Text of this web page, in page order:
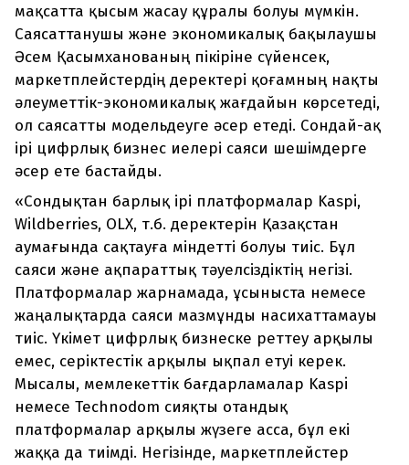
мақсатта қысым жасау құралы болуы мүмкін.
Саясаттанушы және экономикалық бақылаушы
Әсем Қасымханованың пікіріне сүйенсек,
маркетплейстердің деректері қоғамның нақты
әлеуметтік-экономикалық жағдайын көрсетеді,
ол саясатты модельдеуге әсер етеді. Сондай-ақ
ірі цифрлық бизнес иелері саяси шешімдерге
әсер ете бастайды.
«Сондықтан барлық ірі платформалар Kaspi,
Wildberries, OLX, т.б. деректерін Қазақстан
аумағында сақтауға міндетті болуы тиіс. Бұл
саяси және ақпараттық тәуелсіздіктің негізі.
Платформалар жарнамада, ұсыныста немесе
жаңалықтарда саяси мазмұнды насихаттамауы
тиіс. Үкімет цифрлық бизнеске реттеу арқылы
емес, серіктестік арқылы ықпал етуі керек.
Мысалы, мемлекеттік бағдарламалар Kaspi
немесе Technodom сияқты отандық
платформалар арқылы жүзеге асса, бұл екі
жаққа да тиімді. Негізінде, маркетплейстер